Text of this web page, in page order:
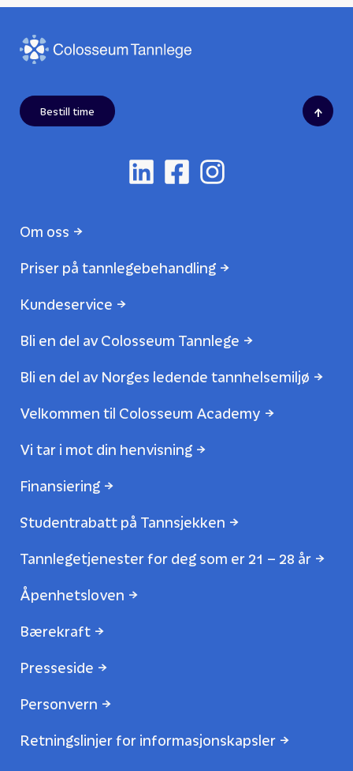
Bestill time
Om oss
Priser på tannlegebehandling
Kundeservice
Bli en del av Colosseum Tannlege
Bli en del av Norges ledende tannhelsemiljø
Velkommen til Colosseum Academy
Vi tar i mot din henvisning
Finansiering
Studentrabatt på Tannsjekken
Tannlegetjenester for deg som er 21 – 28 år
Åpenhetsloven
Bærekraft
Presseside
Personvern
Retningslinjer for informasjonskapsler
↑